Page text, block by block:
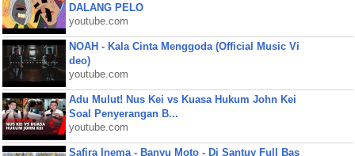
DALANG PELO
youtube.com
NOAH - Kala Cinta Menggoda (Official Music Vi
deo)
youtube.com
Adu Mulut! Nus Kei vs Kuasa Hukum John Kei
Soal Penyerangan B...
youtube.com
Safira Inema - Banyu Moto - Dj Santuy Full Bas